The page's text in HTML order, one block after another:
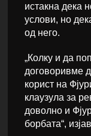
истакна дека
услови, но
од него.
„Колку и да
договоривме
корист на
клаузула за
доволно и
борбата“,